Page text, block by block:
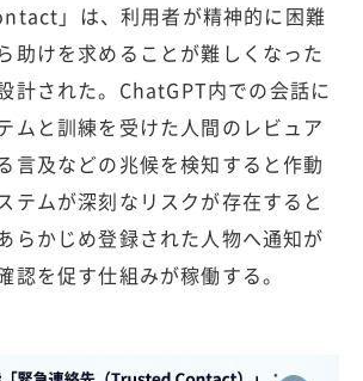
」は、利用者が精神的に困難
助けを求めることが難しくなった
計された。ChatGPT内での会話に
ムと訓練を受けた人間のレビュア
言及などの兆候を検知すると作動
テムが深刻なリスクが存在すると
らかじめ登録された人物へ通知が
認を促す仕組みが稼働する。